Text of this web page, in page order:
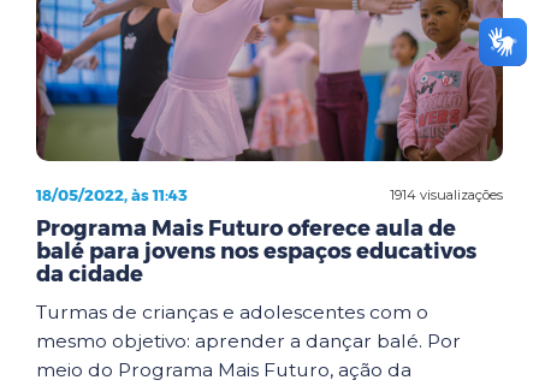
1914 visualizações
18/05/2022, às 11:43
Programa Mais Futuro oferece aula de
balé para jovens nos espaços educativos
da cidade
Turmas de crianças e adolescentes com o
mesmo objetivo: aprender a dançar balé. Por
meio do Programa Mais Futuro, ação da